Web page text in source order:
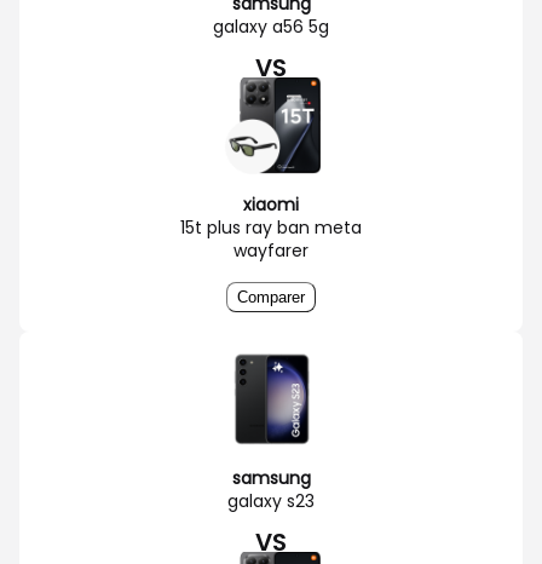
galaxy a56 5g
VS
xiaomi
15t plus ray ban meta
wayfarer
Comparer
samsung
galaxy s23
VS